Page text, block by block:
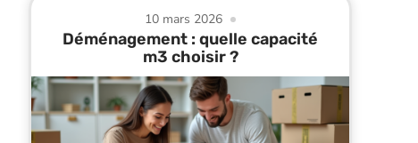
10 mars 2026
Déménagement : quelle capacité
m3 choisir ?